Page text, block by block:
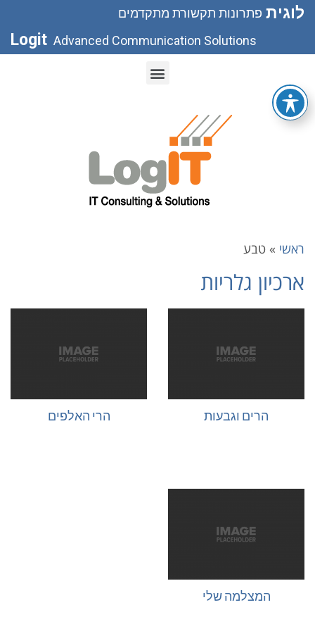
פתרונות תקשורת מתקדמים לוגית
Logit Advanced Communication Solutions
ראשי » טבע
ארכיון גלריות
הרים וגבעות הרי האלפים
המצלמה שלי